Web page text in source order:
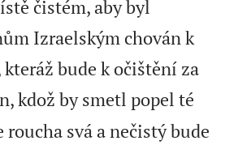
čistém, aby byl
Izraelským chován k
bude k očištění za
kdož by smetl popel té
roucha svá a nečistý bude